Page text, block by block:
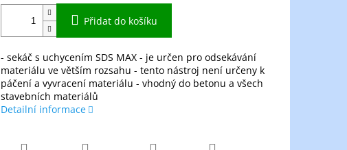
Přidat do košíku
- sekáč s uchycením SDS MAX - je určen pro odsekávání
materiálu ve větším rozsahu - tento nástroj není určeny k
páčení a vyvracení materiálu - vhodný do betonu a všech
stavebních materiálů
Detailní informace